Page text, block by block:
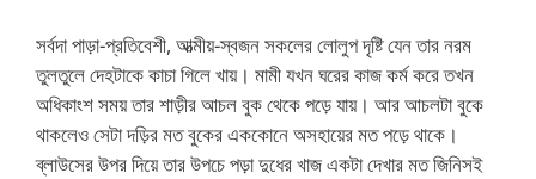
সর্বদা পাড়া-প্রতিবেশী, আত্মীয়-স্বজন সকলের লোলুপ দৃষ্টি যেন তার নরম
তুলতুলে দেহটাকে কাচা গিলে খায়। মামী যখন ঘরের কাজ কর্ম করে তখন
অধিকাংশ সময় তার শাড়ীর আচল বুক থেকে পড়ে যায়। আর আচলটা বুকে
থাকলেও সেটা দড়ির মত বুকের এককোনে অসহায়ের মত পড়ে থাকে।
ব্লাউসের উপর দিয়ে তার উপচে পড়া দুধের খাজ একটা দেখার মত জিনিসই